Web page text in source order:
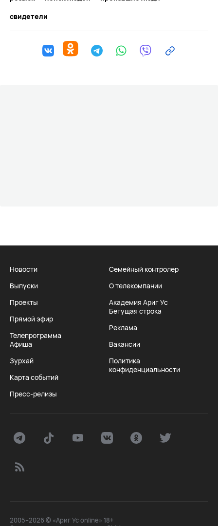
свидетели
Новости
Выпуски
Проекты
Прямой эфир
Телепрограмма
Афиша
Зурхай
Карта событий
Пресс-релизы
Семейный контролер
О телекомпании
Академия Ариг Ус
Бегущая строка
Реклама
Вакансии
Политика
конфиденциальности
2005–2026 © «Ариг Ус online» 18+